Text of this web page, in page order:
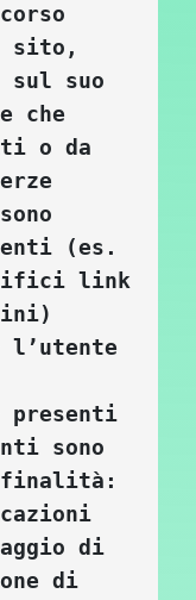
sito,
sul suo
che
o da
(es.
link
l’utente
presenti
sono
di
di